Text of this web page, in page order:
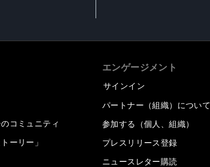
コミュニティ
ーリー」
エンゲージメント
サインイン
パートナー（組織）について
参加する（個人、組織）
プレスリリース登録
ニュースレター購読